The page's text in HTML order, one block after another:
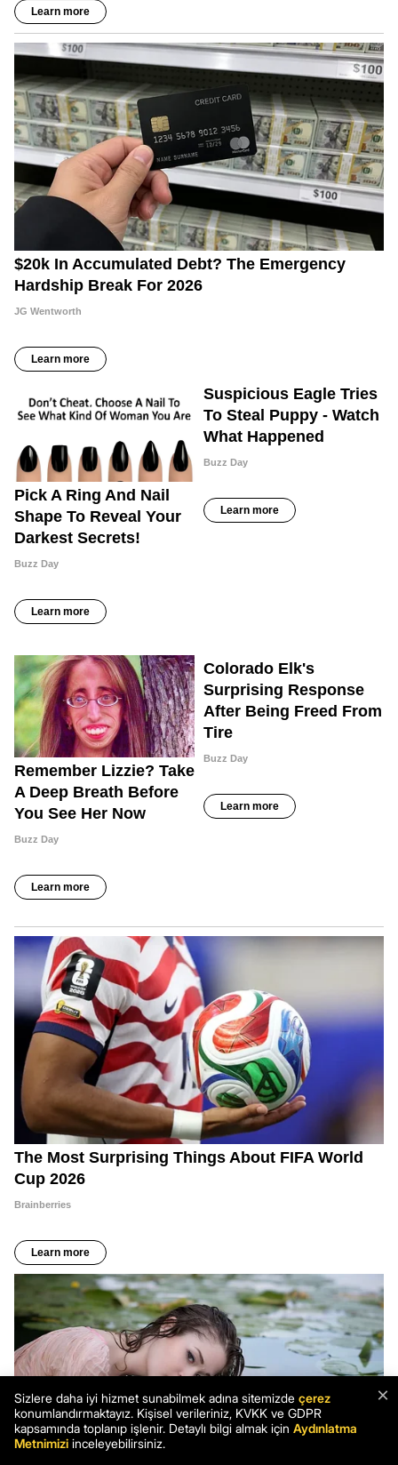
×
Sizlere daha iyi hizmet sunabilmek adına sitemizde çerez
konumlandırmaktayız. Kişisel verileriniz, KVKK ve GDPR
kapsamında toplanıp işlenir. Detaylı bilgi almak için Aydınlatma
Metnimizi inceleyebilirsiniz.